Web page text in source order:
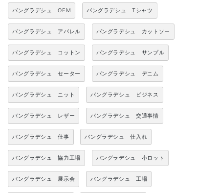
バングラデシュ OEM バングラデシュ Tシャツ
バングラデシュ アパレル バングラデシュ カットソー
バングラデシュ コットン バングラデシュ サンプル
バングラデシュ セーター バングラデシュ デニム
バングラデシュ ニット バングラデシュ ビジネス
バングラデシュ レザー バングラデシュ 交通事情
バングラデシュ 仕事 バングラデシュ 仕入れ
バングラデシュ 協力工場 バングラデシュ 小ロット
バングラデシュ 展示会 バングラデシュ 工場